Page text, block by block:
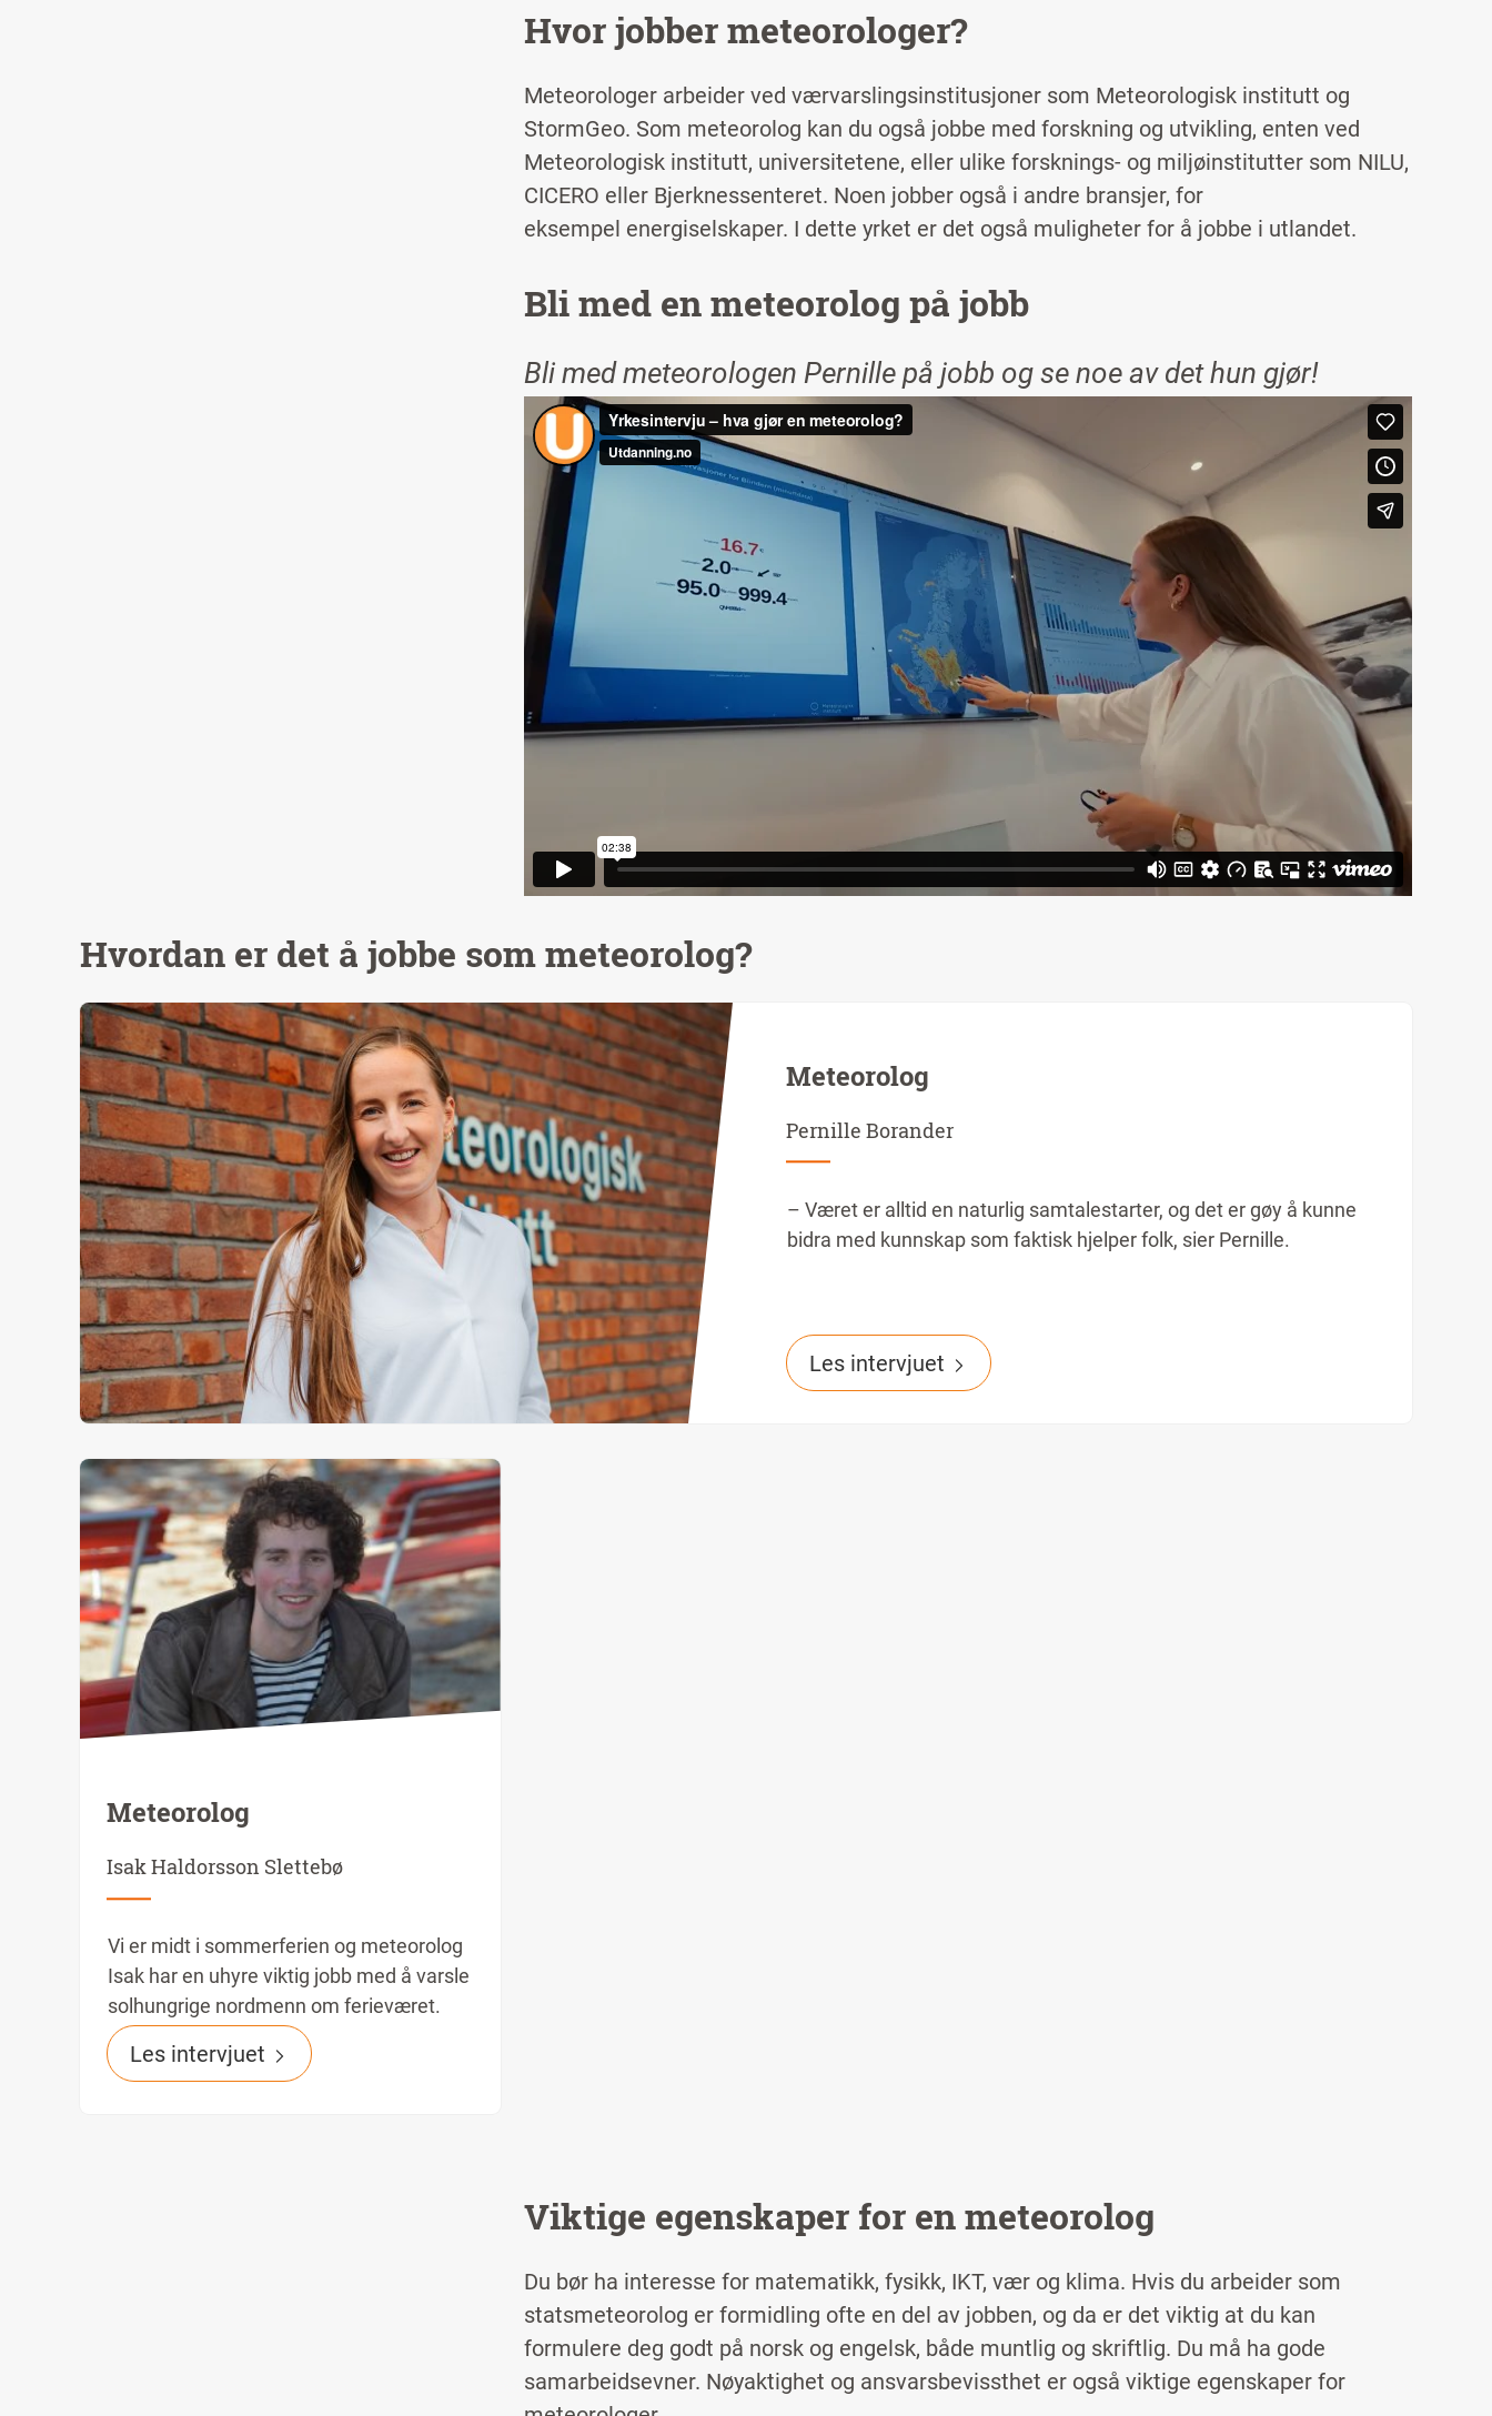
Hvor jobber meteorologer?
Meteorologer arbeider ved værvarslingsinstitusjoner som Meteorologisk institutt og
StormGeo. Som meteorolog kan du også jobbe med forskning og utvikling, enten ved
Meteorologisk institutt, universitetene, eller ulike forsknings- og miljøinstitutter som NILU,
CICERO eller Bjerknessenteret. Noen jobber også i andre bransjer, for
eksempel energiselskaper. I dette yrket er det også muligheter for å jobbe i utlandet.
Bli med en meteorolog på jobb
Bli med meteorologen Pernille på jobb og se noe av det hun gjør!
Hvordan er det å jobbe som meteorolog?
Meteorolog
Pernille Borander
– Været er alltid en naturlig samtalestarter, og det er gøy å kunne
bidra med kunnskap som faktisk hjelper folk, sier Pernille.
Les intervjuet
Meteorolog
Isak Haldorsson Slettebø
Vi er midt i sommerferien og meteorolog
Isak har en uhyre viktig jobb med å varsle
solhungrige nordmenn om ferieværet.
Les intervjuet
Viktige egenskaper for en meteorolog
Du bør ha interesse for matematikk, fysikk, IKT, vær og klima. Hvis du arbeider som
statsmeteorolog er formidling ofte en del av jobben, og da er det viktig at du kan
formulere deg godt på norsk og engelsk, både muntlig og skriftlig. Du må ha gode
samarbeidsevner. Nøyaktighet og ansvarsbevissthet er også viktige egenskaper for